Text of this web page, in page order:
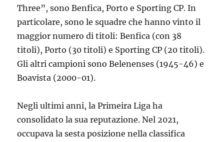
Three”, sono Benfica, Porto e Sporting CP. In
particolare, sono le squadre che hanno vinto il
maggior numero di titoli: Benfica (con 38
titoli), Porto (30 titoli) e Sporting CP (20 titoli).
Gli altri campioni sono Belenenses (1945-46) e
Boavista (2000-01).
Negli ultimi anni, la Primeira Liga ha
consolidato la sua reputazione. Nel 2021,
occupava la sesta posizione nella classifica